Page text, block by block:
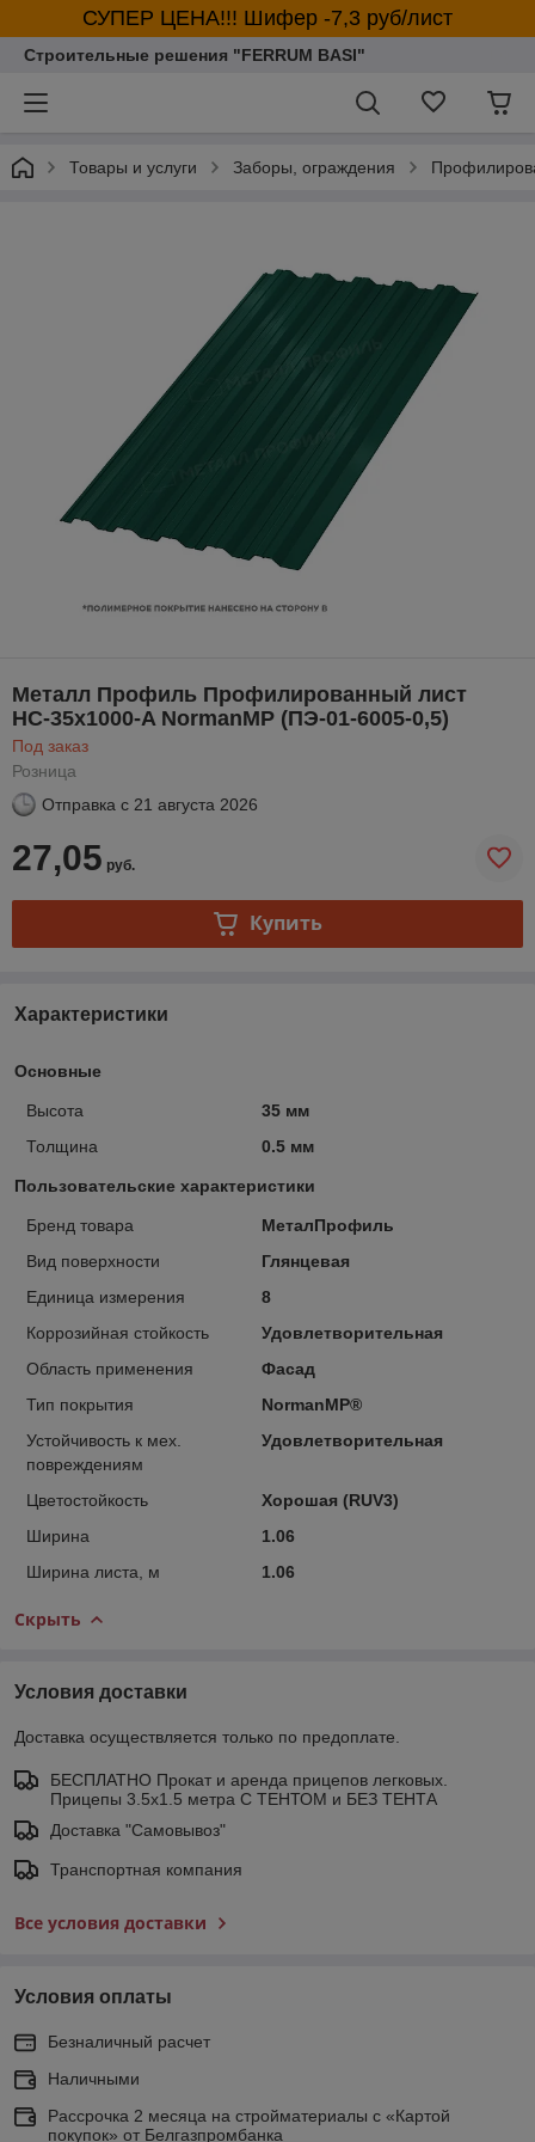
СУПЕР ЦЕНА!!! Шифер -7,3 руб/лист
Строительные решения "FERRUM BASI"
Товары и услуги Заборы, ограждения
Металл Профиль Профилированный лист
НС-35x1000-A NormanMP (ПЭ-01-6005-0,5)
Под заказ
Розница
Отправка с 21 августа 2026
27,05 руб.
Купить
Характеристики
Основные
Высота
35 мм
Толщина
0.5 мм
Пользовательские характеристики
Бренд товара
МеталПрофиль
Вид поверхности
Глянцевая
Единица измерения
8
Коррозийная стойкость
Удовлетворительная
Область применения
Фасад
Тип покрытия
NormanMP®
Устойчивость к мех.
повреждениям
Удовлетворительная
Цветостойкость
Хорошая (RUV3)
Ширина
1.06
Ширина листа, м
1.06
Скрыть
Условия доставки
Доставка осуществляется только по предоплате.
БЕСПЛАТНО Прокат и аренда прицепов легковых.
Прицепы 3.5х1.5 метра С ТЕНТОМ и БЕЗ ТЕНТА
Доставка "Самовывоз"
Транспортная компания
Все условия доставки
Условия оплаты
Безналичный расчет
Наличными
Рассрочка 2 месяца на стройматериалы с «Картой
покупок» от Белгазпромбанка